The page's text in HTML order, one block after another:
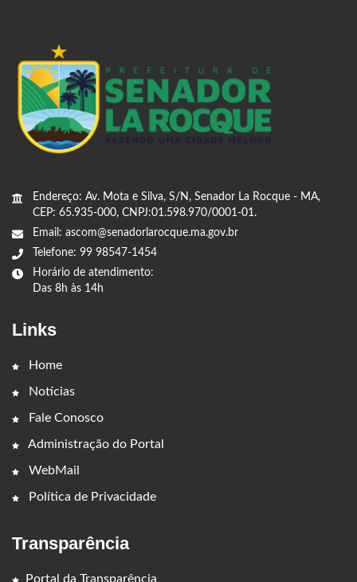
Endereço: Av. Mota e Silva, S/N, Senador La Rocque - MA,
CEP: 65.935-000, CNPJ:01.598.970/0001-01.
Email: ascom@senadorlarocque.ma.gov.br
Telefone: 99 98547-1454
Horário de atendimento:
Das 8h às 14h
Links
Home
Notícias
Fale Conosco
Administração do Portal
WebMail
Política de Privacidade
Transparência
Portal da Transparência